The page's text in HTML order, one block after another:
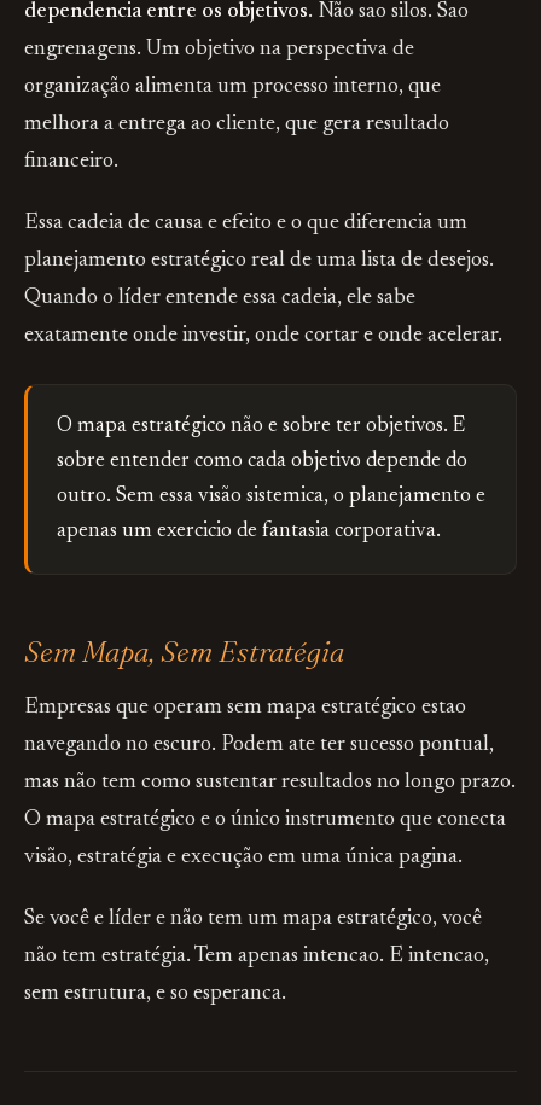
dependencia entre os objetivos. Não sao silos. Sao
engrenagens. Um objetivo na perspectiva de
organização alimenta um processo interno, que
melhora a entrega ao cliente, que gera resultado
financeiro.
Essa cadeia de causa e efeito e o que diferencia um
planejamento estratégico real de uma lista de desejos.
Quando o líder entende essa cadeia, ele sabe
exatamente onde investir, onde cortar e onde acelerar.
O mapa estratégico não e sobre ter objetivos. E
sobre entender como cada objetivo depende do
outro. Sem essa visão sistemica, o planejamento e
apenas um exercicio de fantasia corporativa.
Sem Mapa, Sem Estratégia
Empresas que operam sem mapa estratégico estao
navegando no escuro. Podem ate ter sucesso pontual,
mas não tem como sustentar resultados no longo prazo.
O mapa estratégico e o único instrumento que conecta
visão, estratégia e execução em uma única pagina.
Se você e líder e não tem um mapa estratégico, você
não tem estratégia. Tem apenas intencao. E intencao,
sem estrutura, e so esperanca.